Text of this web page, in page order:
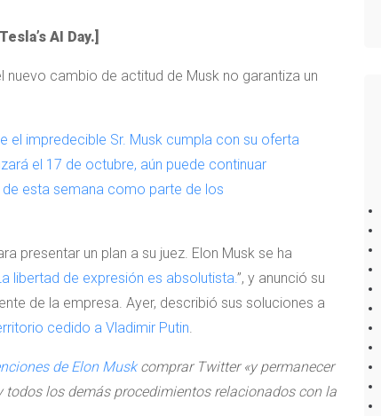
AI Day.]
nuevo cambio de actitud de Musk no garantiza un
el impredecible Sr. Musk cumpla con su oferta
el 17 de octubre, aún puede continuar
esta semana como parte de los
presentar un plan a su juez. Elon Musk se ha
libertad de expresión es absolutista.”, y anunció su
de la empresa. Ayer, describió sus soluciones a
cedido a Vladimir Putin.
de Elon Muskcomprar Twitter «y permanecer
los demás procedimientos relacionados con la